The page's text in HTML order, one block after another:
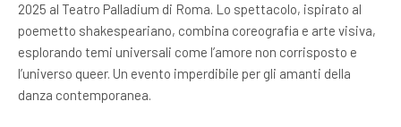
2025 al Teatro Palladium di Roma. Lo spettacolo, ispirato al
poemetto shakespeariano, combina coreografia e arte visiva,
esplorando temi universali come l’amore non corrisposto e
l’universo queer. Un evento imperdibile per gli amanti della
danza contemporanea.